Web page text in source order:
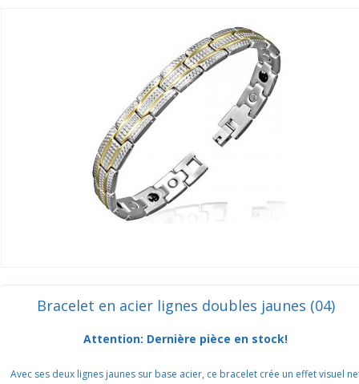
Bracelet en acier lignes doubles jaunes (04)
Attention: Dernière pièce en stock!
Avec ses deux lignes jaunes sur base acier, ce bracelet crée un effet visuel